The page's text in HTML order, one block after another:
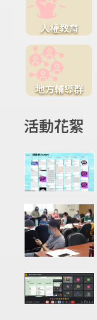
人權教育
地方輔導群
活動花絮